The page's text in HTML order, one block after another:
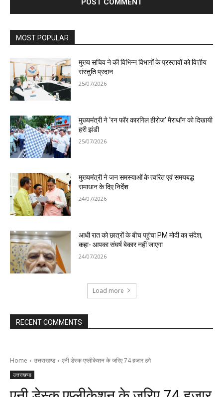
MOST POPULAR
मुख्य सचिव ने की विभिन्न विभागों के प्रस्तावों को वित्तीय
संस्तुति प्रदान
25/07/2026
मुख्यमंत्री ने ‘रन फॉर कारगिल हीरोज’ मैराथॉन को दिखायी
हरी झंडी
25/07/2026
मुख्यमंत्री ने जन समस्याओं के त्वरित एवं समयबद्ध
समाधान के दिए निर्देश
24/07/2026
आधी रात को छात्रों के बीच पहुंचा PM मोदी का संदेश,
कहा- आपका संघर्ष बेकार नहीं जाएगा
24/07/2026
Load more
RECENT COMMENTS